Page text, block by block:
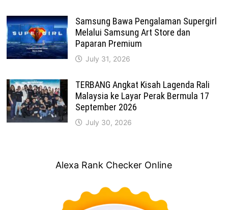
Samsung Bawa Pengalaman Supergirl
Melalui Samsung Art Store dan
Paparan Premium
July 31, 2026
TERBANG Angkat Kisah Lagenda Rali
Malaysia ke Layar Perak Bermula 17
September 2026
July 30, 2026
Alexa Rank Checker Online